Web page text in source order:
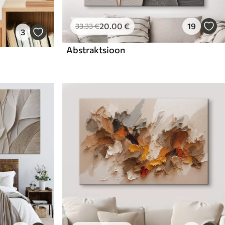
3
33.33€20.00 € 19
Abstraktsioon